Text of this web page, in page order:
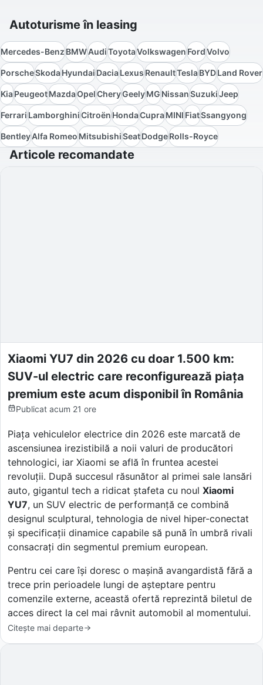
Autoturisme în leasing
Mercedes-BenzBMWAudiToyotaVolkswagenFordVolvo
PorscheSkodaHyundaiDaciaLexusRenaultTeslaBYDLand Rover
KiaPeugeotMazdaOpelCheryGeelyMGNissanSuzukiJeep
FerrariLamborghiniCitroënHondaCupraMINIFiatSsangyong
BentleyAlfa RomeoMitsubishiSeatDodgeRolls-Royce
Articole recomandate
Xiaomi YU7 din 2026 cu doar 1.500 km:
SUV-ul electric care reconfigurează piața
premium este acum disponibil în România
Publicat acum 21 ore
Piața vehiculelor electrice din 2026 este marcată de
ascensiunea irezistibilă a noii valuri de producători
tehnologici, iar Xiaomi se află în fruntea acestei
revoluții. După succesul răsunător al primei sale lansări
auto, gigantul tech a ridicat ștafeta cu noul Xiaomi
YU7, un SUV electric de performanță ce combină
designul sculptural, tehnologia de nivel hiper-conectat
și specificații dinamice capabile să pună în umbră rivali
consacrați din segmentul premium european.
Pentru cei care își doresc o mașină avangardistă fără a
trece prin perioadele lungi de așteptare pentru
comenzile externe, această ofertă reprezintă biletul de
acces direct la cel mai râvnit automobil al momentului.
Citește mai departe